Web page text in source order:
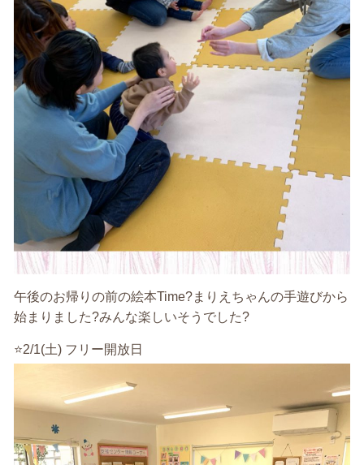
午後のお帰りの前の絵本Time?まりえちゃんの手遊びから
始まりました?みんな楽しいそうでした?
⭐️2/1(土) フリー開放日